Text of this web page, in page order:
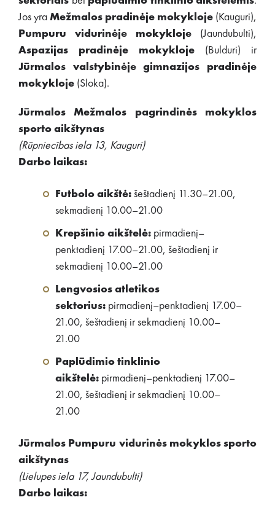
Jos yra Mežmalos pradinėje mokykloje (Kauguri),
Pumpuru vidurinėje mokykloje (Jaundubulti),
Aspazijas pradinėje mokykloje (Bulduri) ir
Jūrmalos valstybinėje gimnazijos pradinėje
mokykloje (Sloka).
Jūrmalos Mežmalos pagrindinės mokyklos
sporto aikštynas
(Rūpniecības iela 13, Kauguri)
Darbo laikas:
Futbolo aikštė: šeštadienį 11.30–21.00,
sekmadienį 10.00–21.00
Krepšinio aikštelė: pirmadienį–
penktadienį 17.00–21.00, šeštadienį ir
sekmadienį 10.00–21.00
Lengvosios atletikos
sektorius: pirmadienį–penktadienį 17.00–
21.00, šeštadienį ir sekmadienį 10.00–
21.00
Paplūdimio tinklinio
aikštelė: pirmadienį–penktadienį 17.00–
21.00, šeštadienį ir sekmadienį 10.00–
21.00
Jūrmalos Pumpuru vidurinės mokyklos sporto
aikštynas
(Lielupes iela 17, Jaundubulti)
Darbo laikas: